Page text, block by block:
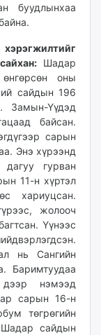
буудлынхаа
Шадар
оны
сайдын 196
Замын-Үүдэд
байсан.
сарын
Энэ хүрээнд
гурван
11-н хүртэл
хариуцсан.
жолооч
Үүнээс
нь Сангийн
Баримтуудаа
нэмээд
сарын 16-н
төгрөгийн
Шадар сайдын